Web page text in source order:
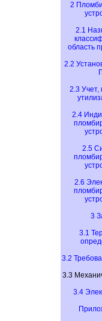
2
2.1
область
2.2
2.3 Учет,
2.4
2.5
2.6
3
3.1
3.2
3.3
3.4